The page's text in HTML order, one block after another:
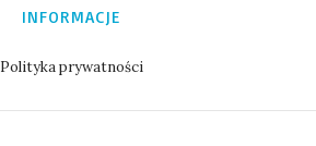
INFORMACJE
Polityka prywatności